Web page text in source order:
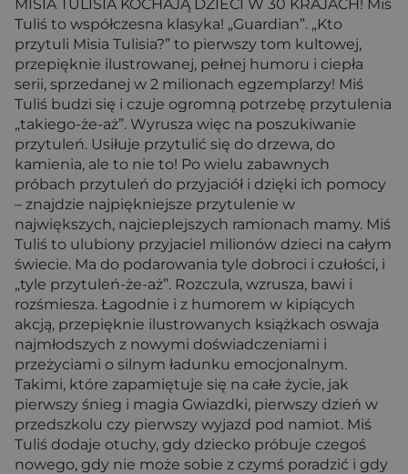
MISIA TULISIA KOCHAJĄ DZIECI W 30 KRAJACH! Miś
Tuliś to współczesna klasyka! „Guardian”. „Kto
przytuli Misia Tulisia?” to pierwszy tom kultowej,
przepięknie ilustrowanej, pełnej humoru i ciepła
serii, sprzedanej w 2 milionach egzemplarzy! Miś
Tuliś budzi się i czuje ogromną potrzebę przytulenia
„takiego-że-aż”. Wyrusza więc na poszukiwanie
przytuleń. Usiłuje przytulić się do drzewa, do
kamienia, ale to nie to! Po wielu zabawnych
próbach przytuleń do przyjaciół i dzięki ich pomocy
– znajdzie najpiękniejsze przytulenie w
największych, najcieplejszych ramionach mamy. Miś
Tuliś to ulubiony przyjaciel milionów dzieci na całym
świecie. Ma do podarowania tyle dobroci i czułości, i
„tyle przytuleń-że-aż”. Rozczula, wzrusza, bawi i
rozśmiesza. Łagodnie i z humorem w kipiących
akcją, przepięknie ilustrowanych książkach oswaja
najmłodszych z nowymi doświadczeniami i
przeżyciami o silnym ładunku emocjonalnym.
Takimi, które zapamiętuje się na całe życie, jak
pierwszy śnieg i magia Gwiazdki, pierwszy dzień w
przedszkolu czy pierwszy wyjazd pod namiot. Miś
Tuliś dodaje otuchy, gdy dziecko próbuje czegoś
nowego, gdy nie może sobie z czymś poradzić i gdy